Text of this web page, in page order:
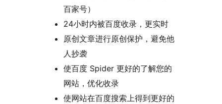
百家号）
24小时内被百度收录，更实时
原创文章进行原创保护，避免他
人抄袭
使百度 Spider 更好的了解您的
网站，优化收录
使网站在百度搜索上得到更好的